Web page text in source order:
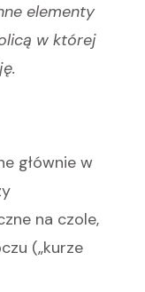
elementy
w której
głównie w
na czole,
(„kurze